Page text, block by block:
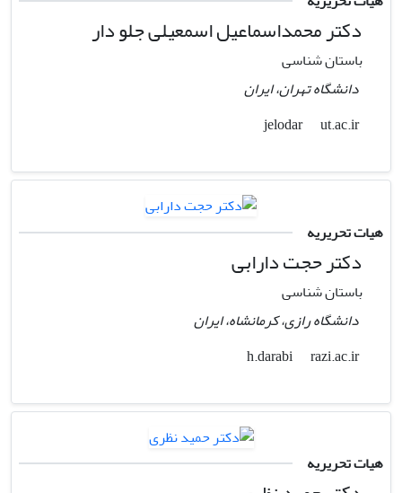
دکتر محمداسماعیل اسمعیلی جلو دار
باستان شناسی
دانشگاه تهران، ایران
jelodar
ut.ac.ir
هیات تحریریه
دکتر حجت دارابی
باستان شناسی
دانشگاه رازی، کرمانشاه، ایران
h.darabi
razi.ac.ir
هیات تحریریه